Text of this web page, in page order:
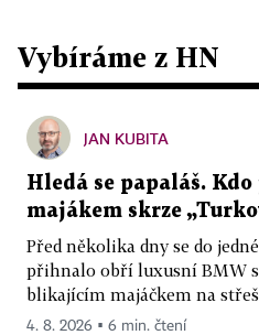
Vybíráme z HN
JAN KUBITA
Hledá se papaláš.
majákem skrze
Před několika dny se do
přihnalo obří luxusní BMW
blikajícím majáčkem na
4. 8. 2026 ▪ 6 min. čtení